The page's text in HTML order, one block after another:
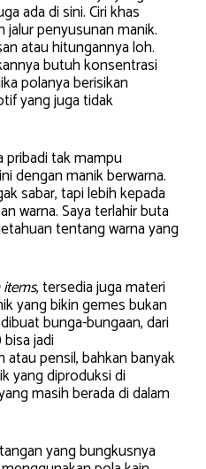
ada di sini. Ciri khas
jalur penyusunan manik.
atau hitungannya loh.
butuh konsentrasi
polanya berisikan
yang juga tidak
pribadi tak mampu
dengan manik berwarna.
sabar, tapi lebih kepada
warna. Saya terlahir buta
tentang warna yang
, tersedia juga materi
yang bikin gemes bukan
bunga-bungaan, dari
jadi
pensil, bahkan banyak
yang diproduksi di
masih berada di dalam
yang bungkusnya